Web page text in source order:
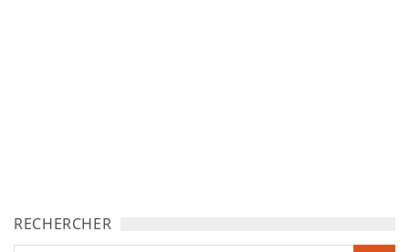
RECHERCHER